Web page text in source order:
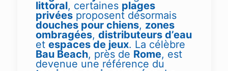
littoral, certaines plages
privéesproposent désormais
douches pour chiens, zones
ombragées, distributeurs d’eau
et espaces de jeux. La célèbre
Bau Beach, près de Rome, est
devenue une référence du